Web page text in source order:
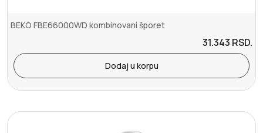
BEKO FBE66000WD kombinovani šporet
31.343 RSD.
Dodaj u korpu